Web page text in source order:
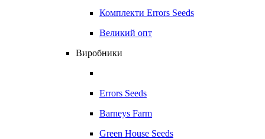
Комплекти Errors Seeds
Великий опт
Виробники
Errors Seeds
Barneys Farm
Green House Seeds